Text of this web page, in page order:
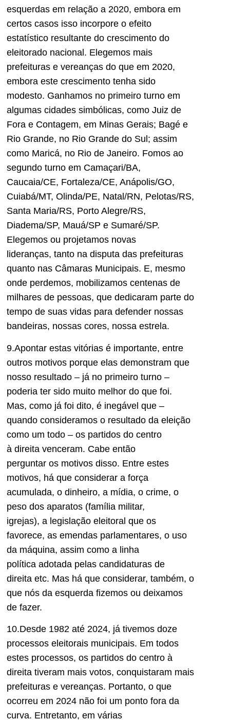
esquerdas em relação a 2020, embora em
certos casos isso incorpore o efeito
estatístico resultante do crescimento do
eleitorado nacional. Elegemos mais
prefeituras e vereanças do que em 2020,
embora este crescimento tenha sido
modesto. Ganhamos no primeiro turno em
algumas cidades simbólicas, como Juiz de
Fora e Contagem, em Minas Gerais; Bagé e
Rio Grande, no Rio Grande do Sul; assim
como Maricá, no Rio de Janeiro. Fomos ao
segundo turno em Camaçari/BA,
Caucaia/CE, Fortaleza/CE, Anápolis/GO,
Cuiabá/MT, Olinda/PE, Natal/RN, Pelotas/RS,
Santa Maria/RS, Porto Alegre/RS,
Diadema/SP, Mauá/SP e Sumaré/SP.
Elegemos ou projetamos novas
lideranças, tanto na disputa das prefeituras
quanto nas Câmaras Municipais. E, mesmo
onde perdemos, mobilizamos centenas de
milhares de pessoas, que dedicaram parte do
tempo de suas vidas para defender nossas
bandeiras, nossas cores, nossa estrela.
9.Apontar estas vitórias é importante, entre
outros motivos porque elas demonstram que
nosso resultado – já no primeiro turno –
poderia ter sido muito melhor do que foi.
Mas, como já foi dito, é inegável que –
quando consideramos o resultado da eleição
como um todo – os partidos do centro
à direita venceram. Cabe então
perguntar os motivos disso. Entre estes
motivos, há que considerar a força
acumulada, o dinheiro, a mídia, o crime, o
peso dos aparatos (família militar,
igrejas), a legislação eleitoral que os
favorece, as emendas parlamentares, o uso
da máquina, assim como a linha
política adotada pelas candidaturas de
direita etc. Mas há que considerar, também, o
que nós da esquerda fizemos ou deixamos
de fazer.
10.Desde 1982 até 2024, já tivemos doze
processos eleitorais municipais. Em todos
estes processos, os partidos do centro à
direita tiveram mais votos, conquistaram mais
prefeituras e vereanças. Portanto, o que
ocorreu em 2024 não foi um ponto fora da
curva. Entretanto, em várias